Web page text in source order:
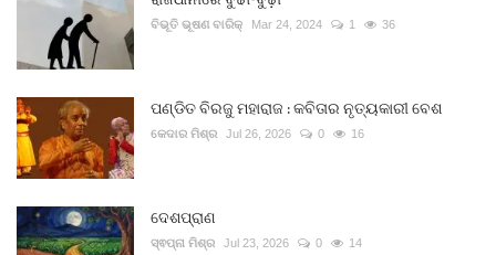
ବିଭୂତି ଭୂଷଣ ବାରିକ୍ Mar 24, 2024 1 36
ପଣ୍ଡିତ ବିରଜୁ ମହାରାଜ : କବିତାର ନୃତ୍ୟକାରୀ ବେଶ
କେଦାର ମିଶ୍ର Jul 26, 2026 0 16
ଦେଶପ୍ରାଣ
ସ୍ଵପ୍ନା ମିଶ୍ର Jul 23, 2026 0 14